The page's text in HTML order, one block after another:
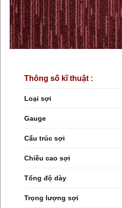
Thông số kĩ thuật :
Loại sợi
Gauge
Cấu trúc sợi
Chiều cao sợi
Tổng độ dày
Trọng lượng sợi